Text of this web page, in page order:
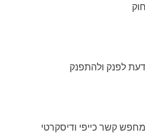
לפנק ולהתפנק
קשר כייפי ודיסקרטי